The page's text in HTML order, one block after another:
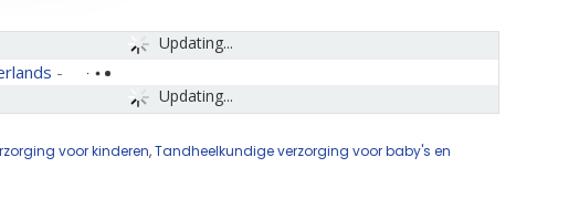
Updating...
Updating...
-
voor kinderen,Tandheelkundige verzorging voor baby's en